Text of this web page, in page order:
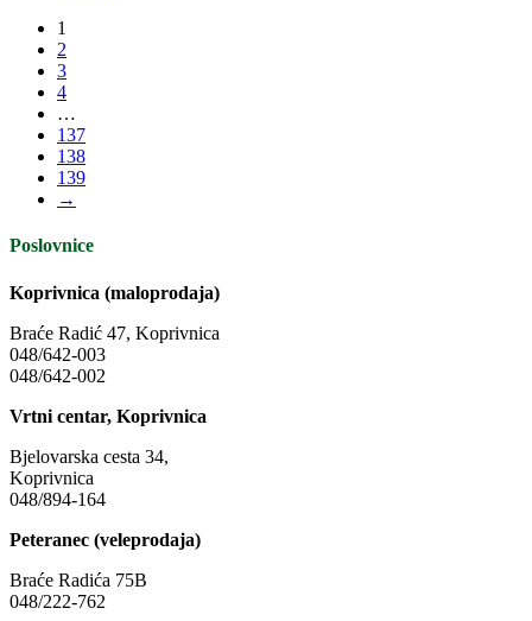
1
2
3
4
…
137
138
139
→
Poslovnice
Koprivnica (maloprodaja)
Braće Radić 47, Koprivnica
048/642-003
048/642-002
Vrtni centar, Koprivnica
Bjelovarska cesta 34,
Koprivnica
048/894-164
Peteranec (veleprodaja)
Braće Radića 75B
048/222-762